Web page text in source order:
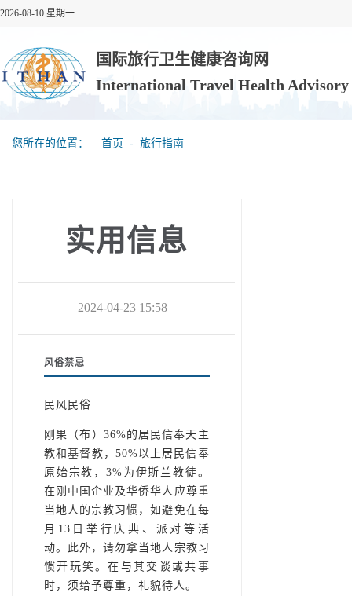
2026-08-10 星期一
国际旅行卫生健康咨询网
International Travel Health
您所在的位置： 首页 ‐ 旅行指南
实用信息
2024-04-23 15:58
风俗禁忌
民风民俗
刚果（布）36%的居民信奉天主
教和基督教，50%以上居民信奉
原始宗教，3%为伊斯兰教徒。
在刚中国企业及华侨华人应尊重
当地人的宗教习惯，如避免在每
月13日举行庆典、派对等活
动。此外，请勿拿当地人宗教习
惯开玩笑。在与其交谈或共事
时，须给予尊重，礼貌待人。